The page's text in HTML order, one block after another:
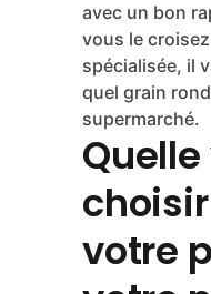
plats où on
sa structure
minutes.
Marisma, lui,
Guadalquivir,
connu en
grain solide
avec un bon
spécialisée, il
quel grain